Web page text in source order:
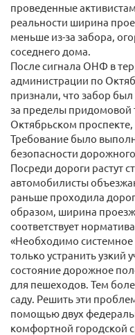
проведенные
реальности ширина
меньше из-за забора,
соседнего дома.
После сигнала ОНФ в
администрации по
признали, что забор
за пределы
Октябрьском проспекте,
Требование было
безопасности
Посреди дороги растут
автомобилисты
раньше проходила
образом, ширина
соответствует
«Необходимо
только устранить узкий
состояние дорожное
для пешеходов. Тем
саду. Решить эти
помощью двух
комфортной городской